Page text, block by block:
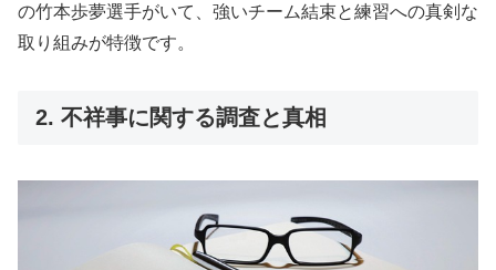
の竹本歩夢選手がいて、強いチーム結束と練習への真剣な
取り組みが特徴です。
2. 不祥事に関する調査と真相